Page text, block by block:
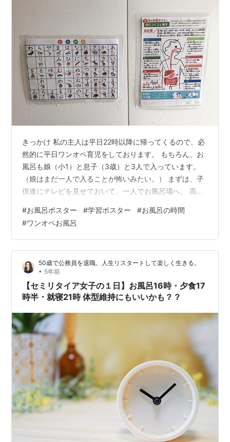
きっかけ 私の主人は平日22時以降に帰ってくるので、必
然的に平日ワンオペ育児をしております。 もちろん、お
風呂も娘（小1）と息子（3歳）と3人で入っています。
（娘はまだ一人で入ることが怖いみたい。） まずは、子
供達にテレビを見せておいて、一人でお風呂場へ。 高速
す。 そして、子供達を呼び、子供達を洗い、3人で湯船
に浸かるという流れです。 もちろん、一人で体を高速洗
いをしている時に色々なハプニング（インターホンが鳴
ったり、姉弟喧嘩が始まったりなど）もあり、全裸で部
屋の中を行き来することもしばしば…。笑 そんな困難も
ありながら、子供達を洗い、湯船…
#お風呂ポスター #学習ポスター #お風呂の時間
#ワンオペお風呂
50歳で公務員を退職。人生リスタートして楽しく生きる。
• 5年前
【セミリタイア女子の１日】お風呂16時・夕食17
時半・就寝21時 体型維持にもいいかも？？